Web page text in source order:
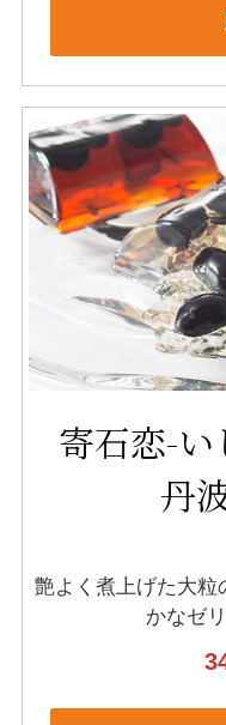
寄石恋-
丹
艶よく煮上げた大粒
かなゼ